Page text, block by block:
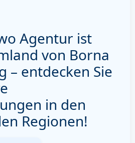
Agentur ist
von Borna
– entdecken Sie
in den
Regionen!